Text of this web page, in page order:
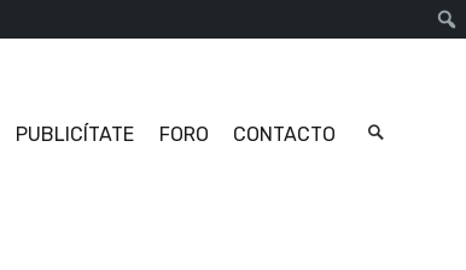
PUBLICÍTATE FORO CONTACTO